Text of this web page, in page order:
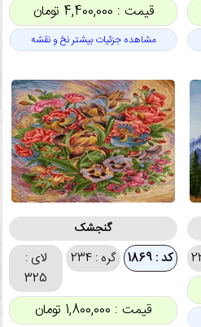
قیمت : 4,400,000 تومان
مشاهده جزئیات بیشتر نخ و نقشه
گنجشک
کد : 1869 گره : 234
لای :
325
قیمت : 1,800,000 تومان